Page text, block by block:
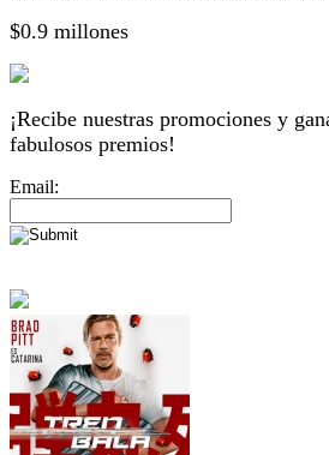
$0.9 millones
¡Recibe nuestras promociones y
fabulosos premios!
Email: